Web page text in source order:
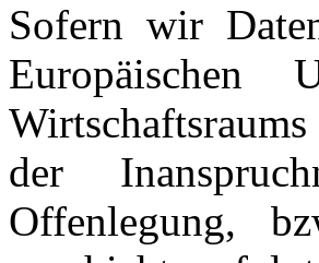
Sofern wir
der
Offenlegung,